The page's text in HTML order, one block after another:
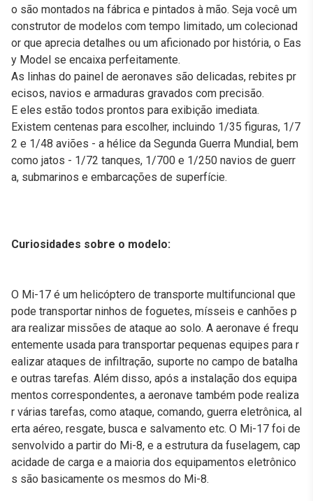
o são montados na fábrica e pintados à mão. Seja você um
construtor de modelos com tempo limitado, um colecionad
or que aprecia detalhes ou um aficionado por história, o Eas
y Model se encaixa perfeitamente.
As linhas do painel de aeronaves são delicadas, rebites pr
ecisos, navios e armaduras gravados com precisão.
E eles estão todos prontos para exibição imediata.
Existem centenas para escolher, incluindo 1/35 figuras, 1/7
2 e 1/48 aviões - a hélice da Segunda Guerra Mundial, bem
como jatos - 1/72 tanques, 1/700 e 1/250 navios de guerr
a, submarinos e embarcações de superfície.
Curiosidades sobre o modelo:
O Mi-17 é um helicóptero de transporte multifuncional que
pode transportar ninhos de foguetes, mísseis e canhões p
ara realizar missões de ataque ao solo. A aeronave é frequ
entemente usada para transportar pequenas equipes para r
ealizar ataques de infiltração, suporte no campo de batalha
e outras tarefas. Além disso, após a instalação dos equipa
mentos correspondentes, a aeronave também pode realiza
r várias tarefas, como ataque, comando, guerra eletrônica, al
erta aéreo, resgate, busca e salvamento etc. O Mi-17 foi de
senvolvido a partir do Mi-8, e a estrutura da fuselagem, cap
acidade de carga e a maioria dos equipamentos eletrônico
s são basicamente os mesmos do Mi-8.